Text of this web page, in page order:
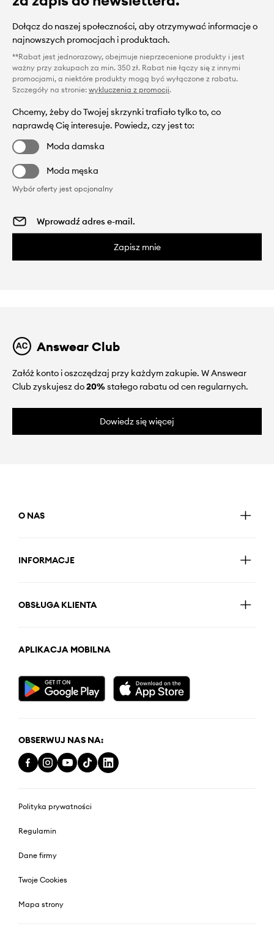
Dołącz do naszej społeczności, aby otrzymywać informacje o
najnowszych promocjach i produktach.
**Rabat jest jednorazowy, obejmuje nieprzecenione produkty i jest
ważny przy zakupach za min. 350 zł. Rabat nie łączy się z innymi
promocjami, a niektóre produkty mogą być wyłączone z rabatu.
Szczegóły na stronie: wykluczenia z promocji.
Chcemy, żeby do Twojej skrzynki trafiało tylko to, co
naprawdę Cię interesuje. Powiedz, czy jest to:
Moda damska
Moda męska
Wybór oferty jest opcjonalny
Zapisz mnie
Answear Club
Załóż konto i oszczędzaj przy każdym zakupie. W Answear
Club zyskujesz do20%stałego rabatu od cen regularnych.
Dowiedz się więcej
O NAS
INFORMACJE
OBSŁUGA KLIENTA
APLIKACJA MOBILNA
OBSERWUJ NAS NA:
Polityka prywatności
Regulamin
Dane firmy
Twoje Cookies
Mapa strony